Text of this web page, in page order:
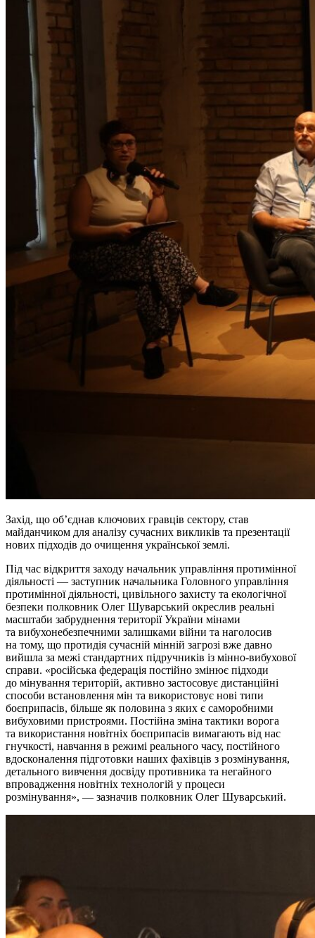
Захід, що об’єднав ключових гравців сектору, став
майданчиком для аналізу сучасних викликів та презентації
нових підходів до очищення української землі.
Під час відкриття заходу начальник управління протимінної
діяльності — заступник начальника Головного управління
протимінної діяльності, цивільного захисту та екологічної
безпеки полковник Олег Шуварський окреслив реальні
масштаби забруднення території України мінами
та вибухонебезпечними залишками війни та наголосив
на тому, що протидія сучасній мінній загрозі вже давно
вийшла за межі стандартних підручників із мінно-вибухової
справи. «російська федерація постійно змінює підходи
до мінування територій, активно застосовує дистанційні
способи встановлення мін та використовує нові типи
боєприпасів, більше як половина з яких є саморобними
вибуховими пристроями. Постійна зміна тактики ворога
та використання новітніх боєприпасів вимагають від нас
гнучкості, навчання в режимі реального часу, постійного
вдосконалення підготовки наших фахівців з розмінування,
детального вивчення досвіду противника та негайного
впровадження новітніх технологій у процеси
розмінування», — зазначив полковник Олег Шуварський.